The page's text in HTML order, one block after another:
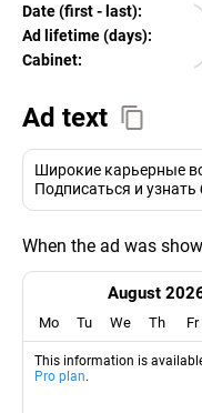
Date (first - last):
Ad lifetime (days):
Cabinet:
Ad text
Широкие карьерные
Подписаться и
When the ad was
August
Mo Tu We Th Fr
This information is
Pro plan.